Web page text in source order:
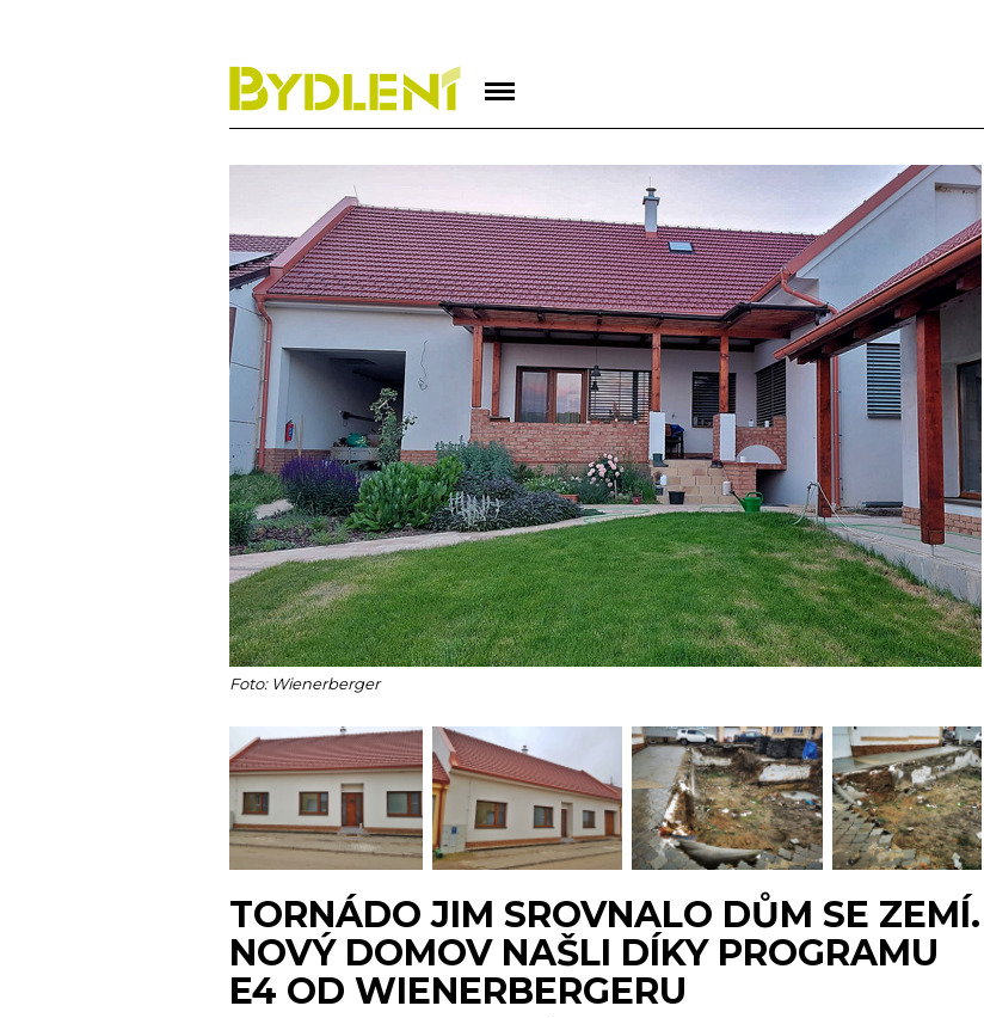
Foto: Wienerberger
TORNÁDO JIM SROVNALO DŮM SE ZEMÍ.
NOVÝ DOMOV NAŠLI DÍKY PROGRAMU
E4 OD WIENERBERGERU